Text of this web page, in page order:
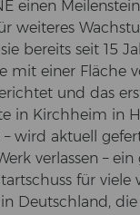
einen
wei­te­res
be­reits seit 15
mit einer Flä­che
und das
in Kirch­heim in
wird ak­tu­ell
ver­las­sen –
für
Deutsch­land,